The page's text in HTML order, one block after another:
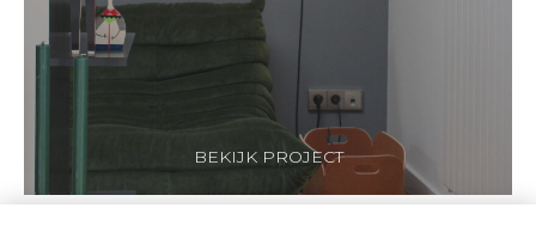
BEKIJK PROJECT